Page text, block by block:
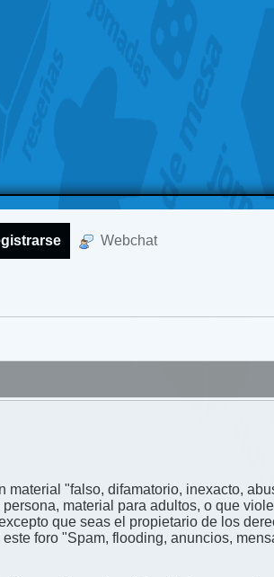
Webchat
"falso, difamatorio, inexacto,
material para adultos, o que
que seas el propietario de los
foro "Spam, flooding, anuncios,